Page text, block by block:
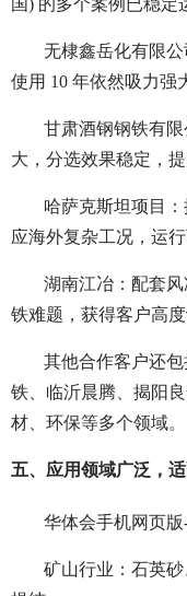
国) 的多个案例已稳定
无棣鑫岳化有限
使用 10 年依然吸力强
甘肃酒钢钢铁有
大，分选效果稳定，
哈萨克斯坦项目
应海外复杂工况，运
湖南江冶：配套
铁难题，获得客户高
其他合作客户还
铁、临沂晨腾、揭阳
材、环保等多个领域。
五、应用领域广泛，
华体会手机网页版
矿山行业：石英